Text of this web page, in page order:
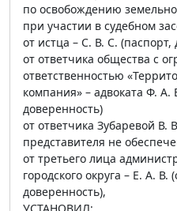
по освобождению
при участии в судебном
от истца – С. В. С. (паспорт,
от ответчика общества с
ответственностью
компания» – адвоката Ф. А.
доверенность)
от ответчика Зубаревой В.
представителя не
от третьего лица
городского округа – Е. А.
доверенность),
УСТАНОВИЛ: